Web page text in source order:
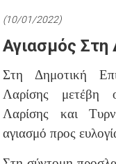
(10/01/2022)
Αγιασμός
Στη Δημοτική
Λαρίσης μετέβη
Λαρίσης και
αγιασμό προς